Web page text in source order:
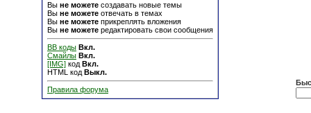
Вы не можете создавать новые темы
Вы не можете отвечать в темах
Вы не можете прикреплять вложения
Вы не можете редактировать свои сообщения
BB коды Вкл.
Смайлы Вкл.
[IMG] код Вкл.
HTML код Выкл.
Правила форума